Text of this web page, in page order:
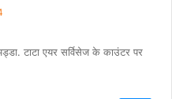
टाटा एयर सर्विसेज के काउंटर पर